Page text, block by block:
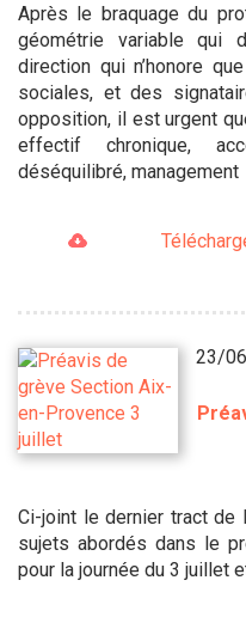
Après le braquage du
géométrie variable qui
direction qui n’honore
sociales, et des
opposition, il est urgent
effectif chronique,
déséquilibré, management
23/
Ci-joint le dernier tract de
sujets abordés dans le
pour la journée du 3 juillet